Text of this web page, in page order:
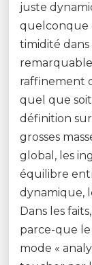
juste
quelconque
timidité
remarquable
raffinement
quel que
définition
grosses
global, les
équilibre
dynamique,
Dans les
parce-que
mode «